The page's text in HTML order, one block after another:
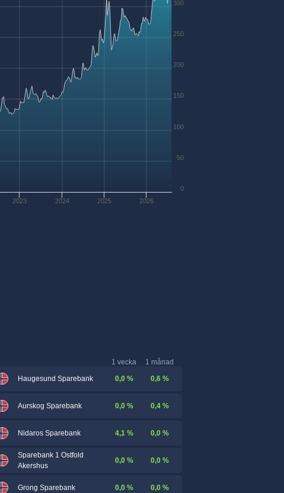
2023 2024 2025 2026
0
50
100
150
200
250
300
1 vecka
1 månad
Haugesund Sparebank
0,0 % 0,6 %
Aurskog Sparebank 0,0 % 0,4 %
Nidaros Sparebank 4,1 % 0,0 %
Sparebank 1 Ostfold
Akershus
0,0 % 0,0 %
Grong Sparebank 0,0 % 0,0 %